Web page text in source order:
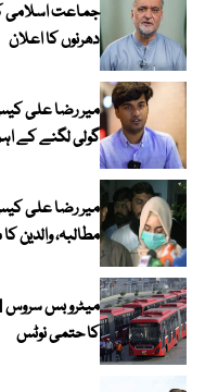
دھرنوں کا اعلان
میر رضا علی
گولی لگنے کے
میر رضا علی
مطالبہ، والدین
کا حتمی نوٹس